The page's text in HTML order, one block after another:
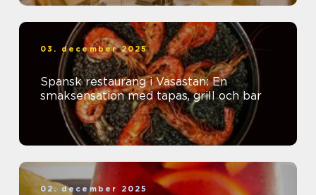
03. december 2025
Spansk restaurang i Vasastan: En
smaksensation med tapas, grill och bar
02. december 2025